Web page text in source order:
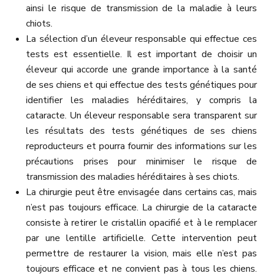
ainsi le risque de transmission de la maladie à leurs
chiots.
La sélection d’un éleveur responsable qui effectue ces
tests est essentielle. Il est important de choisir un
éleveur qui accorde une grande importance à la santé
de ses chiens et qui effectue des tests génétiques pour
identifier les maladies héréditaires, y compris la
cataracte. Un éleveur responsable sera transparent sur
les résultats des tests génétiques de ses chiens
reproducteurs et pourra fournir des informations sur les
précautions prises pour minimiser le risque de
transmission des maladies héréditaires à ses chiots.
La chirurgie peut être envisagée dans certains cas, mais
n’est pas toujours efficace. La chirurgie de la cataracte
consiste à retirer le cristallin opacifié et à le remplacer
par une lentille artificielle. Cette intervention peut
permettre de restaurer la vision, mais elle n’est pas
toujours efficace et ne convient pas à tous les chiens.